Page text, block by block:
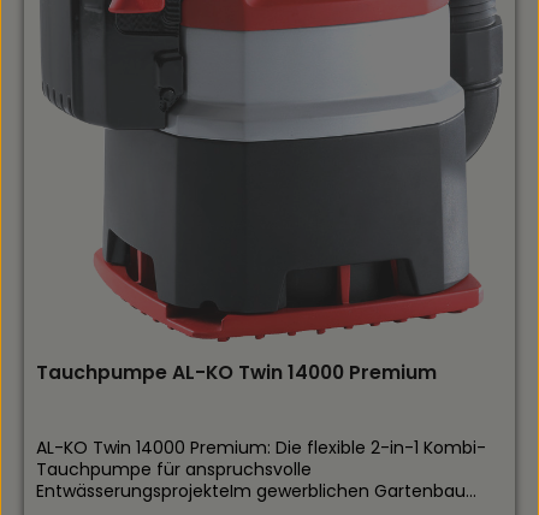
Tauchpumpe AL-KO Twin 14000 Premium
AL-KO Twin 14000 Premium: Die flexible 2-in-1 Kombi-
Tauchpumpe für anspruchsvolle
EntwässerungsprojekteIm gewerblichen Gartenbau